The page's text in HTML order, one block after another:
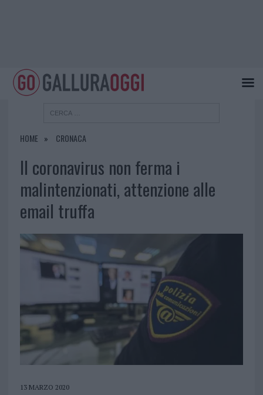
HOME CRONACA
Il coronavirus non ferma i
malintenzionati, attenzione alle
email truffa
13 MARZO 2020